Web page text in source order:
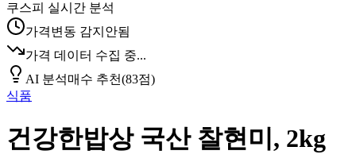
쿠스피 실시간 분석
가격변동 감지안됨
가격 데이터 수집 중...
AI 분석매수 추천(83점)
식품
건강한밥상 국산 찰현미, 2kg